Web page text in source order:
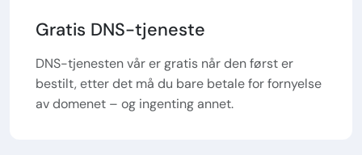
Gratis DNS-tjeneste
DNS-tjenesten vår er gratis når den først er
bestilt, etter det må du bare betale for fornyelse
av domenet – og ingenting annet.